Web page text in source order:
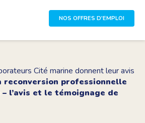
NOS OFFRES D'EMPLOI
Cité marine donnent leur avis
reconversion professionnelle
l’avis et le témoignage de